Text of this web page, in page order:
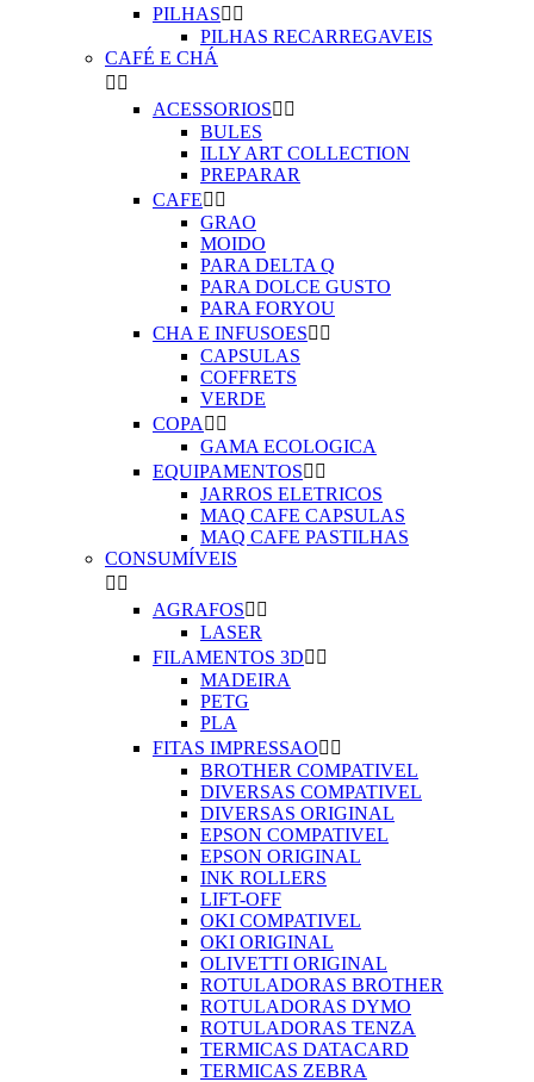
PILHAS 
PILHAS RECARREGAVEIS
CAFÉ E CHÁ
 
ACESSORIOS 
BULES
ILLY ART COLLECTION
PREPARAR
CAFE 
GRAO
MOIDO
PARA DELTA Q
PARA DOLCE GUSTO
PARA FORYOU
CHA E INFUSOES 
CAPSULAS
COFFRETS
VERDE
COPA  
GAMA ECOLOGICA
EQUIPAMENTOS 
JARROS ELETRICOS
MAQ CAFE CAPSULAS
MAQ CAFE PASTILHAS
CONSUMÍVEIS
 
AGRAFOS 
LASER
FILAMENTOS 3D 
MADEIRA
PETG
PLA
FITAS IMPRESSAO 
BROTHER COMPATIVEL
DIVERSAS COMPATIVEL
DIVERSAS ORIGINAL
EPSON COMPATIVEL
EPSON ORIGINAL
INK ROLLERS
LIFT-OFF
OKI COMPATIVEL
OKI ORIGINAL
OLIVETTI ORIGINAL
ROTULADORAS BROTHER
ROTULADORAS DYMO
ROTULADORAS TENZA
TERMICAS DATACARD
TERMICAS ZEBRA